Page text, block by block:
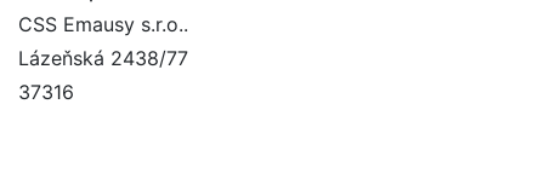
CSS Emausy s.r.o..
Lázeňská 2438/77
37316